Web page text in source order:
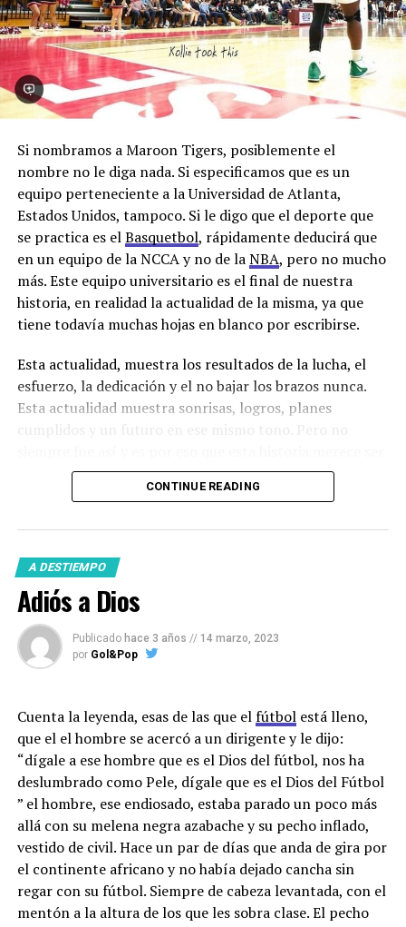
Los emús son criaturas muy distintivas y conocidas por
su increíble velocidad y apariencia única. Su anatomía
está específicamente diseñada para convertirlos en una
de las aves más rápidas y ágiles del mundo. La fisonomía
de su cuerpo son algunas de las características que
hacen a la dinamicidad de esta ave.
Pero, ¿por qué hablamos del emú?. Bueno, allí viene la
analogía. El diseño único de los autos de Fórmula los
hace ser los animales tecnológicos más veloces. Estas
máquinas en conjunto con un equipo de especialistas en
mecánica y pilotos conforman un espectáculo de
adrenalina y potencia que captura los ojos del mundo.
Patas grandes como el emú, huesos livianos como el
emú, resistencia como el emú, la tecnología no es
casualidad, la naturaleza enseña al hombre a probar
nuevas técnicas. Ambos siguen el instinto, sea 370km/h
como los autos o 70km/h como los emús, su eficiencia y
agilidad los hace asombrosos.
Entonces,
¿los autos de carrera son como los emus en
las pistas o los emus son los autos de carrera de la
Fotografias: F1
Si nombramos a Maroon Tigers, posiblemente el
nombre no le diga nada. Si especificamos que es un
equipo perteneciente a la Universidad de Atlanta,
Estados Unidos, tampoco. Si le digo que el deporte que
se practica es elBasquetbol, rápidamente deducirá que
en un equipo de la NCCA y no de laNBA, pero no mucho
más. Este equipo universitario es el final de nuestra
historia, en realidad la actualidad de la misma, ya que
tiene todavía muchas hojas en blanco por escribirse.
Esta actualidad, muestra los resultados de la lucha, el
esfuerzo, la dedicación y el no bajar los brazos nunca.
Esta actualidad muestra sonrisas, logros, planes
cumplidos y un futuro en ese mismo tono. Pero no
contada y tal vez refleje el anonimato de otros miles que
andan por allí girando en el universo.
Allá por principios de la década del 2000 nació en
Arkansas, Kalin Bennett un niño más, de bajos recurso
de su zona, pero traía con él, algo que lo hacía distinto a
los demás. Fue su madre, quien primero noto esas
diferencias y buscó ayuda en los doctores de su región.
Kalin le diagnosticaron Autismo. Para su madre fue
todo un cimbronazo. De pronto debía atender las
necesidades del pequeño, para la cual no estaba
preparada y más aún después del lapidario letrero que
escribió el doctor, tras contarle que el niño tenía TEA.
“Su hijo no podrá caminar ni hablar, nunca”. Con esa
frase taladrando su cabeza, Sonja se fue con su hijo en
brazos y un millón de dudas en la mochila. Pasó el
momento donde hay que procesar la noticia y Sonja,
CONTINUE READING
A DESTIEMPO
Adiós a Dios
Publicado hace 3 años // 14 marzo, 2023
por Gol&Pop
Cuenta la leyenda, esas de las que elfútbolestá lleno,
que el el hombre se acercó a un dirigente y le dijo:
“dígale a ese hombre que es el Dios del fútbol, nos ha
deslumbrado como Pele, dígale que es el Dios del Fútbol
” el hombre, ese endiosado, estaba parado un poco más
allá con su melena negra azabache y su pecho inflado,
vestido de civil. Hace un par de días que anda de gira por
el continente africano y no había dejado cancha sin
regar con su fútbol. Siempre de cabeza levantada, con el
mentón a la altura de los que les sobra clase. El pecho